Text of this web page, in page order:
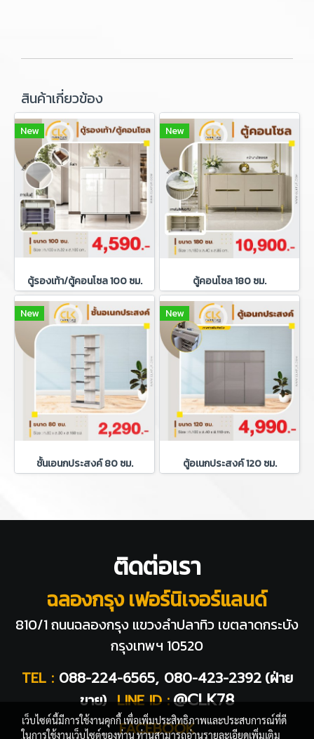
สินค้าเกี่ยวข้อง
New
ตู้รองเท้า/ตู้คอนโซล 100 ซม.
New
ตู้คอนโซล 180 ซม.
New
ชั้นเอนกประสงค์ 80 ซม.
New
ตู้อเนกประสงค์ 120 ซม.
ติดต่อเรา
ฉลองกรุง เฟอร์นิเจอร์แลนด์
810/1 ถนนฉลองกรุง แขวงลำปลาทิว เขตลาดกระบัง
กรุงเทพฯ 10520
TEL : 088-224-6565, 080-423-2392 (ฝ่าย
ขาย) LINE ID : @CLK78
FACEBOOK
เว็บไซต์นี้มีการใช้งานคุกกี้ เพื่อเพิ่มประสิทธิภาพและประสบการณ์ที่ดี
ในการใช้งานเว็บไซต์ของท่าน ท่านสามารถอ่านรายละเอียดเพิ่มเติม